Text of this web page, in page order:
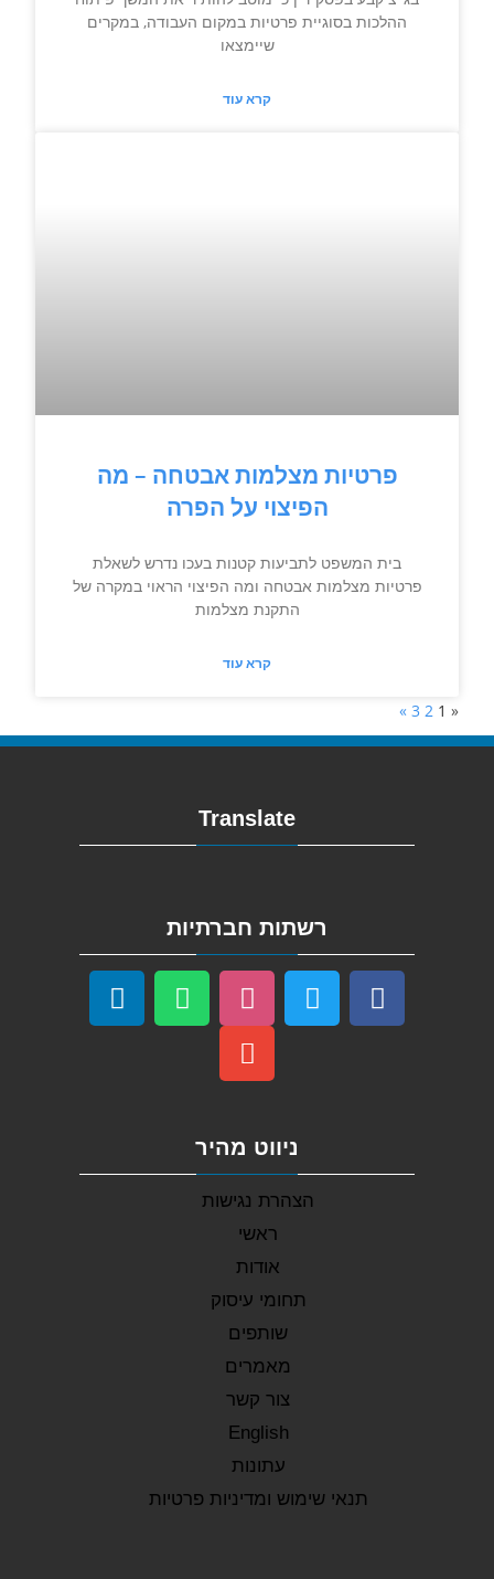
ההלכות בסוגיית פרטיות במקום העבודה, במקרים
שיימצאו
קרא עוד
פרטיות מצלמות אבטחה – מה
הפיצוי על הפרה
בית המשפט לתביעות קטנות בעכו נדרש לשאלת
פרטיות מצלמות אבטחה ומה הפיצוי הראוי במקרה של
התקנת מצלמות
קרא עוד
«
1
2
3
»
Translate
רשתות חברתיות
ניווט מהיר
הצהרת נגישות
ראשי
אודות
תחומי עיסוק
שותפים
מאמרים
צור קשר
English
עתונות
תנאי שימוש ומדיניות פרטיות